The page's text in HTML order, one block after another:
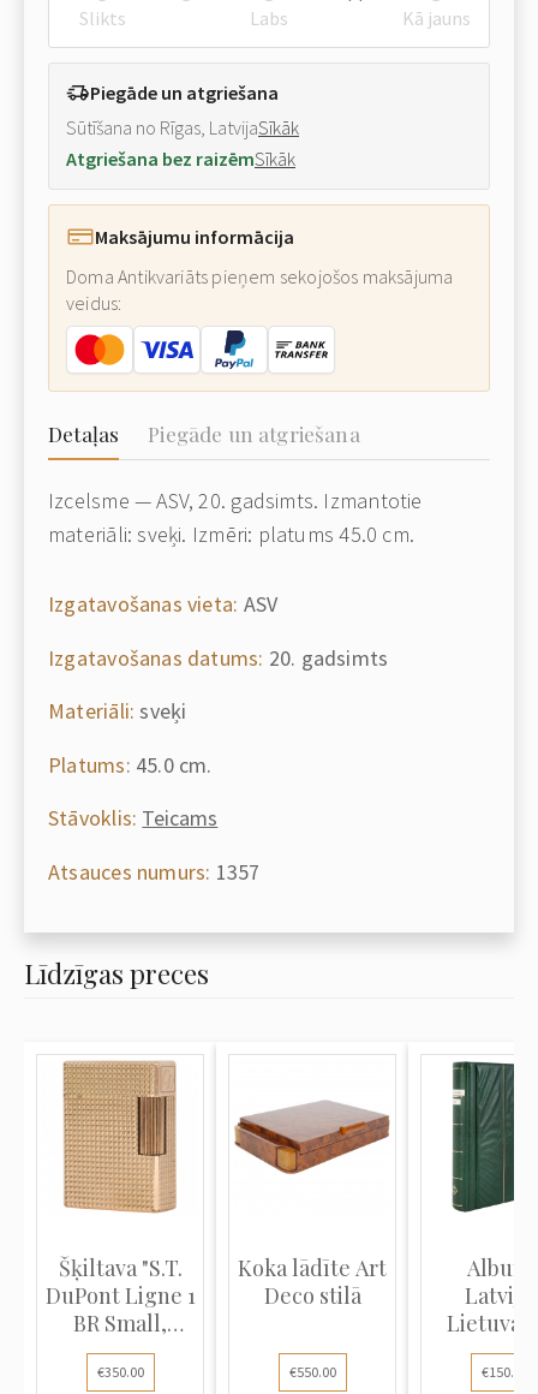
Slikts Labs Kā jauns
Piegāde un atgriešana
Sūtīšana no Rīgas, LatvijaSīkāk
Atgriešana bez raizēmSīkāk
Maksājumu informācija
Doma Antikvariāts pieņem sekojošos maksājuma
veidus:
Detaļas Piegāde un atgriešana
Izcelsme — ASV, 20. gadsimts. Izmantotie
materiāli: sveķi. Izmēri: platums 45.0 cm.
Izgatavošanas vieta: ASV
Izgatavošanas datums: 20. gadsimts
Materiāli: sveķi
Platums: 45.0 cm.
Stāvoklis: Teicams
Atsauces numurs: 1357
Līdzīgas preces
Šķiltava "S.T.
DuPont Ligne 1
BR Small,
Gold...
€350.00
Koka lādīte Art
Deco stilā
€550.00
Lietuvas
€150.00